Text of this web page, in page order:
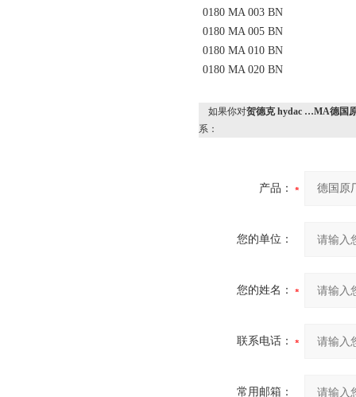
0180 MA 003 BN
0180 MA 005 BN
0180 MA 010 BN
0180 MA 020 BN
如果你对贺德克 hydac …MA德国
系：
产品：
您的单位：
您的姓名：
联系电话：
常用邮箱：